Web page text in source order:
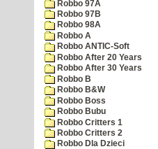
Robbo 97A
Robbo 97B
Robbo 98A
Robbo A
Robbo ANTIC-Soft
Robbo After 20 Years
Robbo After 30 Years
Robbo B
Robbo B&W
Robbo Boss
Robbo Bubu
Robbo Critters 1
Robbo Critters 2
Robbo Dla Dzieci